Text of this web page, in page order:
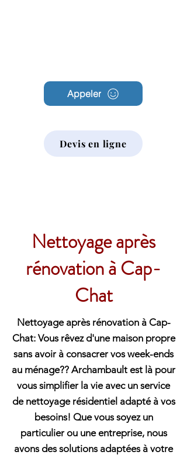
Appeler
Devis en ligne
Nettoyage après
rénovation à Cap-
Chat
Nettoyage après rénovation à Cap-
Chat: Vous rêvez d'une maison propre
sans avoir à consacrer vos week-ends
au ménage?? Archambault est là pour
vous simplifier la vie avec un service
de nettoyage résidentiel adapté à vos
besoins! Que vous soyez un
particulier ou une entreprise, nous
avons des solutions adaptées à votre